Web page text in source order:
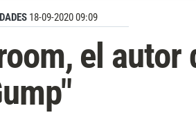
18-09-2020 09:09
el autor